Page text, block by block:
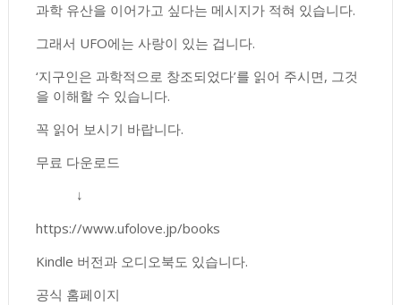
과학 유산을 이어가고 싶다는 메시지가 적혀 있습니다.
그래서 UFO에는 사랑이 있는 겁니다.
‘지구인은 과학적으로 창조되었다’를 읽어 주시면, 그것
을 이해할 수 있습니다.
꼭 읽어 보시기 바랍니다.
무료 다운로드
↓
https://www.ufolove.jp/books
Kindle 버전과 오디오북도 있습니다.
공식 홈페이지